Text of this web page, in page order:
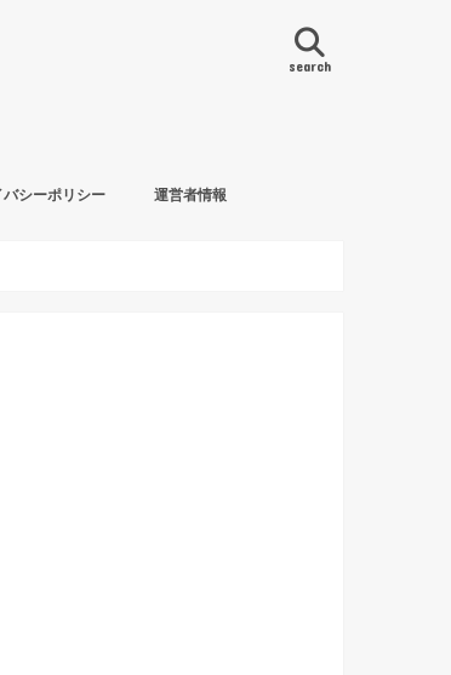
search
バシーポリシー 運営者情報